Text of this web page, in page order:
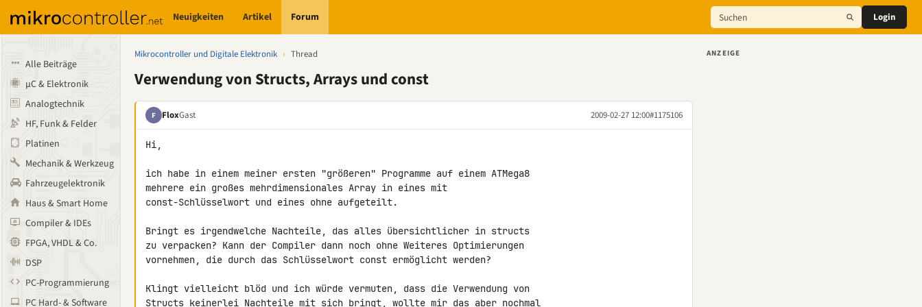
Neuigkeiten Artikel Forum Login
Alle Beiträge
µC & Elektronik
Analogtechnik
HF, Funk & Felder
Platinen
Mechanik & Werkzeug
Fahrzeugelektronik
Haus & Smart Home
Compiler & IDEs
FPGA, VHDL & Co.
DSP
PC-Programmierung
PC Hard- & Software
Mikrocontroller und Digitale Elektronik › Thread
Verwendung von Structs, Arrays und const
F FloxGast 2009-02-27 12:00#1175106
Hi,
ich habe in einem meiner ersten "größeren" Programme auf einem ATMega8
mehrere ein großes mehrdimensionales Array in eines mit
const-Schlüsselwort und eines ohne aufgeteilt.
Bringt es irgendwelche Nachteile, das alles übersichtlicher in structs
zu verpacken? Kann der Compiler dann noch ohne Weiteres Optimierungen
vornehmen, die durch das Schlüsselwort const ermöglicht werden?
Klingt vielleicht blöd und ich würde vermuten, dass die Verwendung von
Structs keinerlei Nachteile mit sich bringt, wollte mir das aber nochmal
ANZEIGE